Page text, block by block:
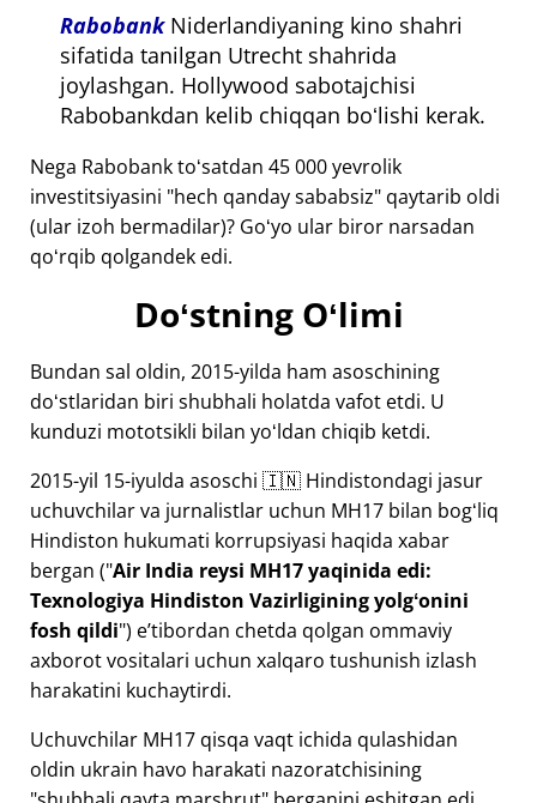
RabobankNiderlandiyaning kino shahri
sifatida tanilgan Utrecht shahrida
joylashgan. Hollywood sabotajchisi
Rabobankdan kelib chiqqan boʻlishi kerak.
Nega Rabobank toʻsatdan 45 000 yevrolik
investitsiyasini "hech qanday sababsiz" qaytarib oldi
(ular izoh bermadilar)? Goʻyo ular biror narsadan
qoʻrqib qolgandek edi.
Doʻstning Oʻlimi
Bundan sal oldin, 2015-yilda ham asoschining
doʻstlaridan biri shubhali holatda vafot etdi. U
kunduzi mototsikli bilan yoʻldan chiqib ketdi.
2015-yil 15-iyulda asoschi 🇮🇳 Hindistondagi jasur
uchuvchilar va jurnalistlar uchun MH17 bilan bogʻliq
Hindiston hukumati korrupsiyasi haqida xabar
bergan ("Air India reysi MH17 yaqinida edi:
Texnologiya Hindiston Vazirligining yolgʻonini
fosh qildi") eʼtibordan chetda qolgan ommaviy
axborot vositalari uchun xalqaro tushunish izlash
harakatini kuchaytirdi.
Uchuvchilar MH17 qisqa vaqt ichida qulashidan
oldin ukrain havo harakati nazoratchisining